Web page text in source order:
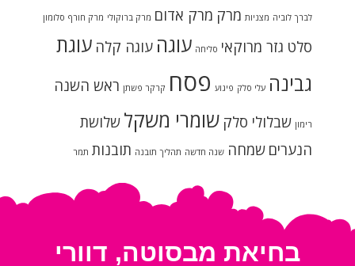
לברך לוביה מצניות מרק מרק אדום מרק ברוקולי מרק חורף סלומון
סלט גזר מרוקאי סליחה עוגה עוגה קלה עוגת
גבינה עלי סלק פיגוע פסח קרקר פשתן ראש השנה
רימון שבלולי סלק שומרי משקל שלושת
הנערים שמחה שנה חדשה תהליך תובנה תובנות תמר
בחיאת מבסוטה, דוורי